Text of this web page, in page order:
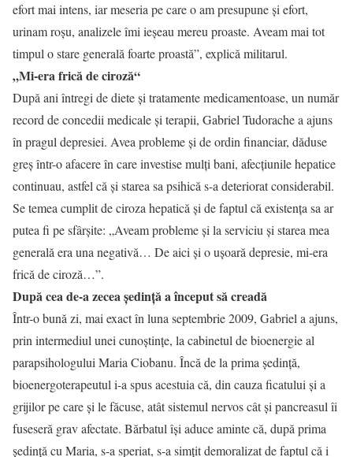
efort mai intens, iar meseria pe care o am presupune şi efort,
urinam roşu, analizele îmi ieşeau mereu proaste. Aveam mai tot
timpul o stare generală foarte proastă”, explică militarul.
„Mi-era frică de ciroză“
După ani întregi de diete şi tratamente medicamentoase, un număr
record de concedii medicale şi terapii, Gabriel Tudorache a ajuns
în pragul depresiei. Avea probleme şi de ordin financiar, dăduse
greş într-o afacere în care investise mulţi bani, afecţiunile hepatice
continuau, astfel că şi starea sa psihică s-a deteriorat considerabil.
Se temea cumplit de ciroza hepatică şi de faptul că existenţa sa ar
putea fi pe sfârşite: „Aveam probleme şi la serviciu şi starea mea
generală era una negativă… De aici şi o uşoară depresie, mi-era
frică de ciroză…”.
După cea de-a zecea şedinţă a început să creadă
Într-o bună zi, mai exact în luna septembrie 2009, Gabriel a ajuns,
prin intermediul unei cunoştinţe, la cabinetul de bioenergie al
parapsihologului Maria Ciobanu. Încă de la prima şedinţă,
bioenergoterapeutul i-a spus acestuia că, din cauza ficatului şi a
grijilor pe care şi le făcuse, atât sistemul nervos cât şi pancreasul îi
fuseseră grav afectate. Bărbatul îşi aduce aminte că, după prima
şedinţă cu Maria, s-a speriat, s-a simţit demoralizat de faptul că i